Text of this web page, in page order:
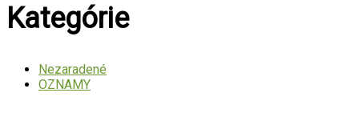
Kategórie
Nezaradené
OZNAMY